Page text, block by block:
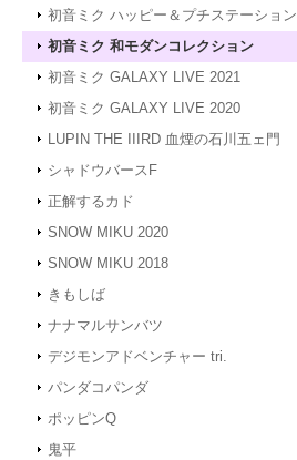
初音ミク ハッピー＆プチステーション
初音ミク 和モダンコレクション
初音ミク GALAXY LIVE 2021
初音ミク GALAXY LIVE 2020
LUPIN THE IIIRD 血煙の石川五ェ門
シャドウバースF
正解するカド
SNOW MIKU 2020
SNOW MIKU 2018
きもしば
ナナマルサンバツ
デジモンアドベンチャー tri.
パンダコパンダ
ポッピンQ
鬼平